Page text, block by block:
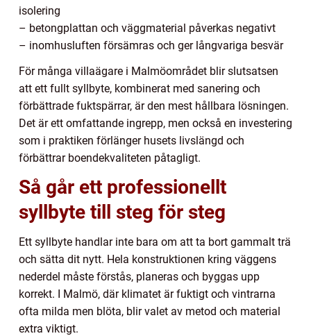
isolering
– betongplattan och väggmaterial påverkas negativt
– inomhusluften försämras och ger långvariga besvär
För många villaägare i Malmöområdet blir slutsatsen
att ett fullt syllbyte, kombinerat med sanering och
förbättrade fuktspärrar, är den mest hållbara lösningen.
Det är ett omfattande ingrepp, men också en investering
som i praktiken förlänger husets livslängd och
förbättrar boendekvaliteten påtagligt.
Så går ett professionellt
syllbyte till steg för steg
Ett syllbyte handlar inte bara om att ta bort gammalt trä
och sätta dit nytt. Hela konstruktionen kring väggens
nederdel måste förstås, planeras och byggas upp
korrekt. I Malmö, där klimatet är fuktigt och vintrarna
ofta milda men blöta, blir valet av metod och material
extra viktigt.